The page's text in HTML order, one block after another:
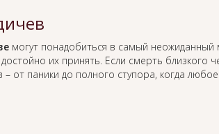
могут понадобиться в самый неожиданный
их принять. Если смерть близкого
от паники до полного ступора, когда